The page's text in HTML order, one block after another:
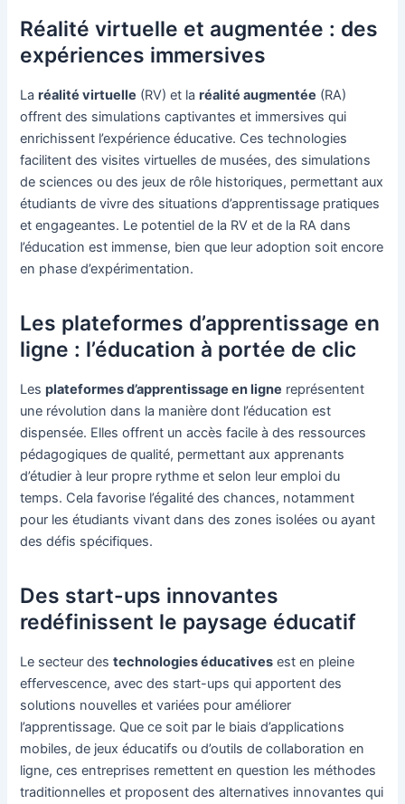
Réalité virtuelle et augmentée : des
expériences immersives
Laréalité virtuelle (RV) et laréalité augmentée (RA)
offrent des simulations captivantes et immersives qui
enrichissent l’expérience éducative. Ces technologies
facilitent des visites virtuelles de musées, des simulations
de sciences ou des jeux de rôle historiques, permettant aux
étudiants de vivre des situations d’apprentissage pratiques
et engageantes. Le potentiel de la RV et de la RA dans
l’éducation est immense, bien que leur adoption soit encore
en phase d’expérimentation.
Les plateformes d’apprentissage en
ligne : l’éducation à portée de clic
Lesplateformes d’apprentissage en ligne représentent
une révolution dans la manière dont l’éducation est
dispensée. Elles offrent un accès facile à des ressources
pédagogiques de qualité, permettant aux apprenants
d’étudier à leur propre rythme et selon leur emploi du
temps. Cela favorise l’égalité des chances, notamment
pour les étudiants vivant dans des zones isolées ou ayant
des défis spécifiques.
Des start-ups innovantes
redéfinissent le paysage éducatif
Le secteur destechnologies éducatives est en pleine
effervescence, avec des start-ups qui apportent des
solutions nouvelles et variées pour améliorer
l’apprentissage. Que ce soit par le biais d’applications
mobiles, de jeux éducatifs ou d’outils de collaboration en
ligne, ces entreprises remettent en question les méthodes
traditionnelles et proposent des alternatives innovantes qui